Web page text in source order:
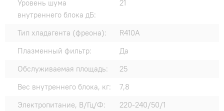
Уровень шума
внутреннего блока дБ:
21
Тип хладагента (фреона):
R410A
Плазменный фильтр:
Да
Обслуживаемая площадь:
25
Вес внутреннего блока, кг:
7,8
Электропитание, В/Гц/Ф:
220-240/50/1